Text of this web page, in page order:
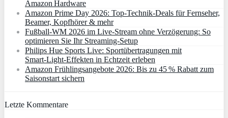
Amazon Hardware
Amazon Prime Day 2026: Top-Technik-Deals für Fernseher,
Beamer, Kopfhörer & mehr
Fußball-WM 2026 im Live-Stream ohne Verzögerung: So
optimieren Sie Ihr Streaming-Setup
Philips Hue Sports Live: Sportübertragungen mit
Smart‑Light‑Effekten in Echtzeit erleben
Amazon Frühlingsangebote 2026: Bis zu 45 % Rabatt zum
Saisonstart sichern
Letzte Kommentare